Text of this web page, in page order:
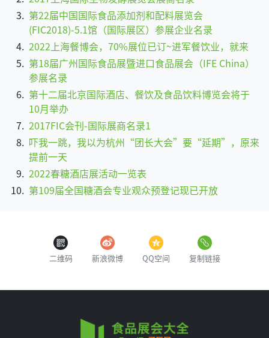
第22届中国国际食品添加剂和配料展览会
(FIC2018)-5.1馆（国际展区）参展企业名录
2022上海餐博会，70%展位已订~进军餐饮业，就来
第18届广州国际食品展暨进口食品展会（IFE China）
参展名录
第十二届北京国际酒店、餐饮及食品饮料博览会将于
10月举办
2017FIC会刊-国际展商名录1
吓我一跳，我以为杭州“团长大会”要“延期”，原来
提前一天
2022春糖酒店展活动一览表
第109届全国糖酒会专业观众预登记现已开放
二维码 新浪微博 QQ空间 复制链接